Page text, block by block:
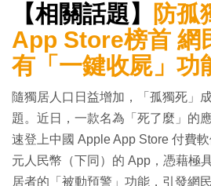
【相關話題】
防孤
App Store榜首 網
有「一鍵收屍」功
隨獨居人口日益增加，「孤獨死」
題。近日，一款名為「死了麼」的
速登上中國 Apple App Store 付費
元人民幣（下同）的 App，憑藉極
居者的「被動預警」功能，引發網民